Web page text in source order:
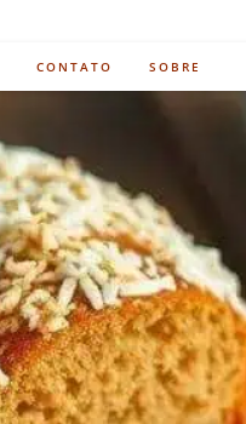
CONTATO SOBRE